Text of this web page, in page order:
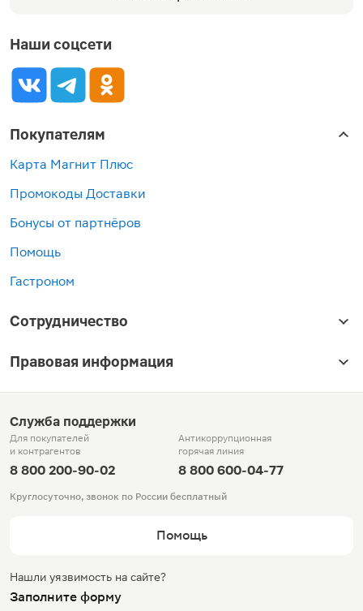
Наши соцсети
Покупателям
Карта Магнит Плюс
Промокоды Доставки
Бонусы от партнёров
Помощь
Гастроном
Сотрудничество
Правовая информация
Служба поддержки
Для покупателей
и контрагентов
8 800 200-90-02
Антикоррупционная
горячая линия
8 800 600-04-77
Круглосуточно, звонок по России бесплатный
Помощь
Нашли уязвимость на сайте?
Заполните форму